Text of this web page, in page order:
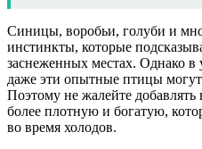
Синицы, воробьи, голуби и
инстинкты, которые
заснеженных местах. Однако в
даже эти опытные птицы
Поэтому не жалейте
более плотную и богатую,
во время холодов.